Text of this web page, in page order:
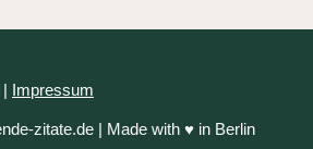
| Impressum
zitate.de | Made with ♥ in Berlin